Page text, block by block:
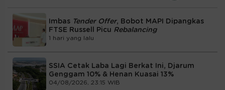
Imbas Tender Offer, Bobot MAPI Dipangkas
FTSE Russell Picu Rebalancing
1 hari yang lalu
SSIA Cetak Laba Lagi Berkat Ini, Djarum
Genggam 10% & Henan Kuasai 13%
04/08/2026, 23:15 WIB